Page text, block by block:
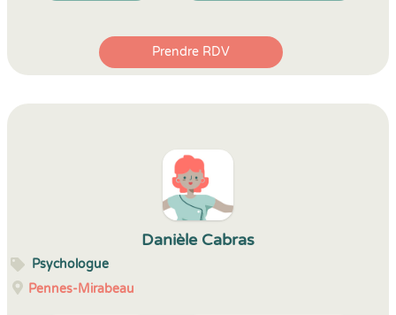
Prendre RDV
Danièle Cabras
Psychologue
Pennes-Mirabeau